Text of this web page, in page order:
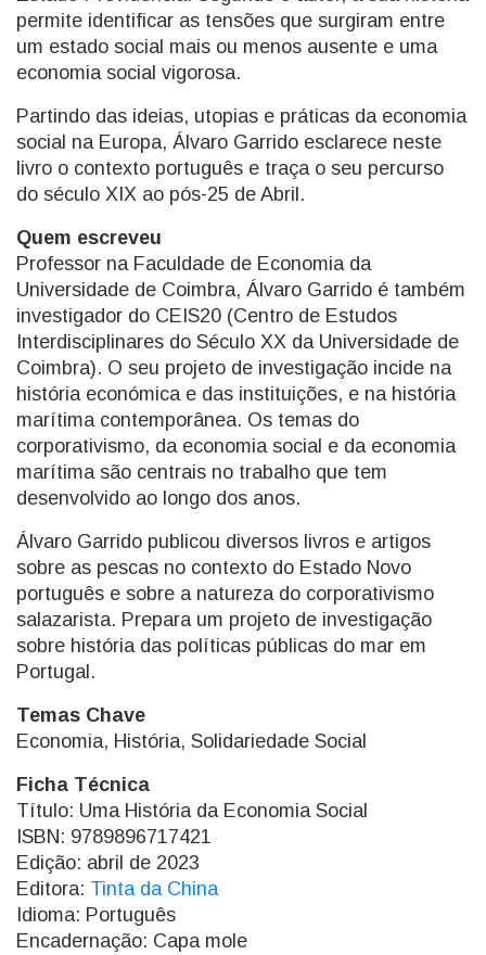
permite identificar as tensões que surgiram entre
um estado social mais ou menos ausente e uma
economia social vigorosa.
Partindo das ideias, utopias e práticas da economia
social na Europa, Álvaro Garrido esclarece neste
livro o contexto português e traça o seu percurso
do século XIX ao pós-25 de Abril.
Quem escreveu
Professor na Faculdade de Economia da
Universidade de Coimbra, Álvaro Garrido é também
investigador do CEIS20 (Centro de Estudos
Interdisciplinares do Século XX da Universidade de
Coimbra). O seu projeto de investigação incide na
história económica e das instituições, e na história
marítima contemporânea. Os temas do
corporativismo, da economia social e da economia
marítima são centrais no trabalho que tem
desenvolvido ao longo dos anos.
Álvaro Garrido publicou diversos livros e artigos
sobre as pescas no contexto do Estado Novo
português e sobre a natureza do corporativismo
salazarista. Prepara um projeto de investigação
sobre história das políticas públicas do mar em
Portugal.
Temas Chave
Economia, História, Solidariedade Social
Ficha Técnica
Título: Uma História da Economia Social
ISBN: 9789896717421
Edição: abril de 2023
Editora: Tinta da China
Idioma: Português
Encadernação: Capa mole